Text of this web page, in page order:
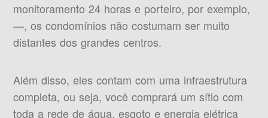
monitoramento 24 horas e porteiro, por exemplo,
—, os condomínios não costumam ser muito
distantes dos grandes centros.
Além disso, eles contam com uma infraestrutura
completa, ou seja, você comprará um sítio com
toda a rede de água, esgoto e energia elétrica